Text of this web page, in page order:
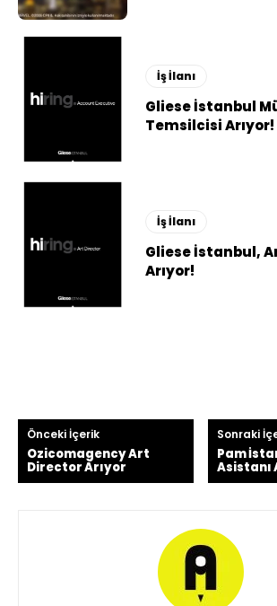
İş İlanı
Gliese İstanbul
Temsilcisi Arıyor!
İş İlanı
Gliese İstanbul,
Arıyor!
Önceki İçerik
Ozicomagency Art
Director Arıyor
Sonraki
Pam
Asistanı